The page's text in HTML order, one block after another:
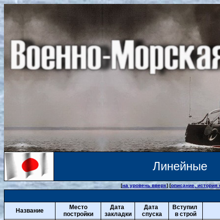
Линейные
[на уровень вверх] [описание,
Название
Место
постройки
Дата
закладки
Дата
спуска
Вступил
в строй